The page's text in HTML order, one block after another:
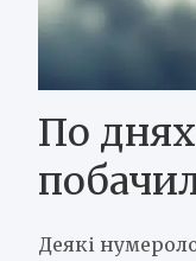
По
Деякі